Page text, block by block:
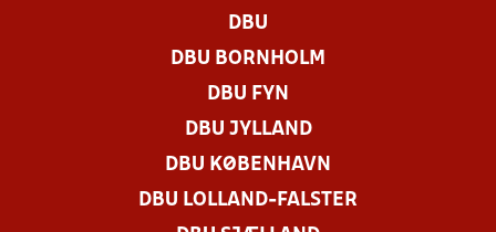
DBU
DBU BORNHOLM
DBU FYN
DBU JYLLAND
DBU KØBENHAVN
DBU LOLLAND-FALSTER